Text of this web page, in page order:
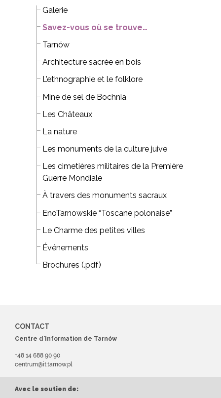
Galerie
Savez-vous où se trouve…
Tarnów
Architecture sacrée en bois
L’ethnographie et le folklore
Mine de sel de Bochnia
Les Châteaux
La nature
Les monuments de la culture juive
Les cimetières militaires de la Première
Guerre Mondiale
À travers des monuments sacraux
EnoTarnowskie “Toscane polonaise”
Le Charme des petites villes
Événements
Brochures (.pdf)
CONTACT
Centre d'Information de Tarnów
+48 14 688 90 90
centrum@it.tarnow.pl
Avec le soutien de: